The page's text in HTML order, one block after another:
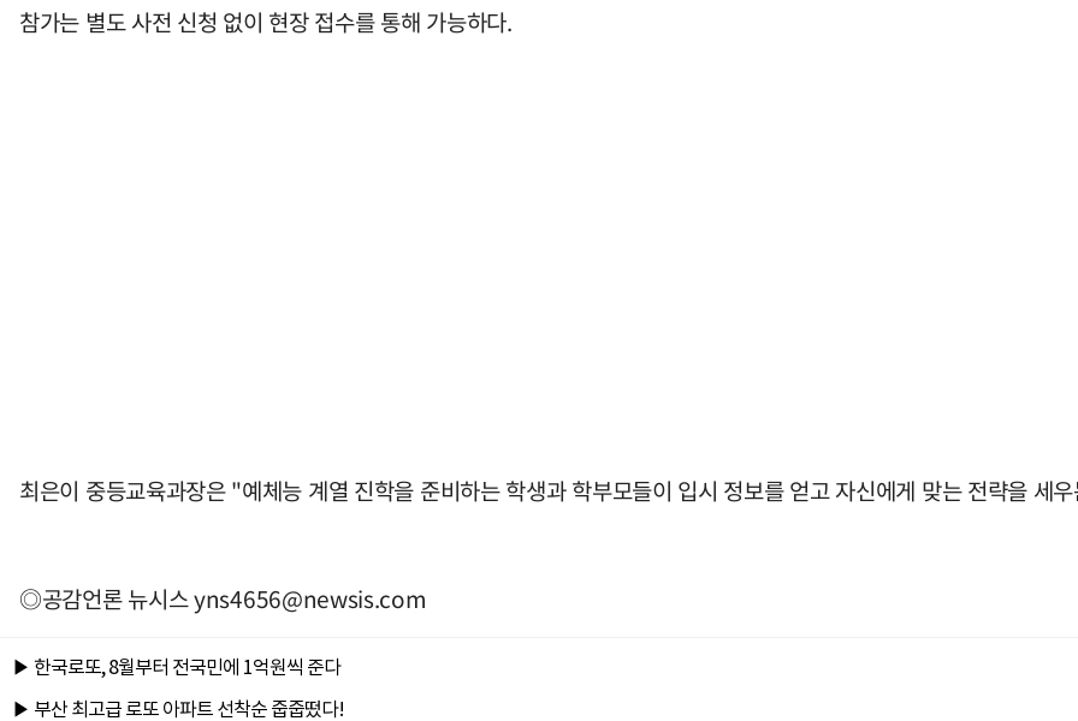
참가는 별도 사전 신청 없이 현장 접수를 통해 가능하다.
최은이 중등교육과장은 "예체능 계열 진학을 준비하는 학생과 학부모들이 입시 정보를 얻고 자신에게 맞는 전략을 세
◎공감언론 뉴시스yns4656@newsis.com